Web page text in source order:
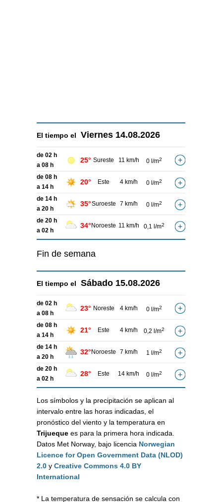
El tiempo el Viernes 14.08.2026
de 02 h
a 08 h
25° Sureste 11 km/h 0 l/m2
de 08 h
a 14 h
20° Este 4 km/h 0 l/m2
de 14 h
a 20 h
35°Suroeste 7 km/h 0 l/m2
de 20 h
a 02 h
34° Noroeste 11 km/h 0,1 l/m2
Fin de semana
El tiempo el Sábado 15.08.2026
de 02 h
a 08 h
23° Noreste 4 km/h 0 l/m2
de 08 h
a 14 h
21° Este 4 km/h 0,2 l/m2
de 14 h
a 20 h
32° Noroeste 7 km/h 1 l/m2
de 20 h
a 02 h
28° Este 14 km/h 0 l/m2
Los símbolos y la precipitación se aplican al
intervalo entre las horas indicadas, el
pronóstico del viento y la temperatura en
Trijueque es para la primera hora indicada.
Datos Met Norway, bajo licencia Norwegian
Licence for Open Government Data (NLOD)
2.0 y Creative Commons 4.0 BY
International
* La temperatura de sensación se calcula con